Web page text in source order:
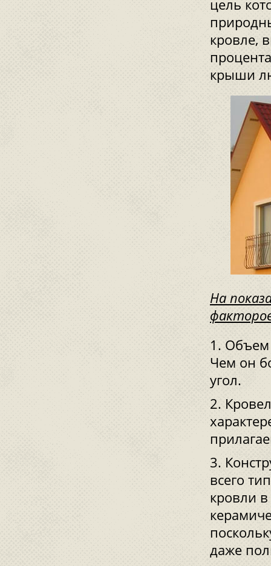
цель
кровле,
крыши
На
Объем
Чем он
угол.
всего
кровли
даже